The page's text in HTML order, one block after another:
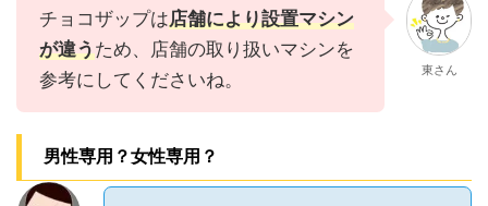
チョコザップは店舗により設置マシン
が違うため、店舗の取り扱いマシンを
参考にしてくださいね。
東さん
男性専用？女性専用？